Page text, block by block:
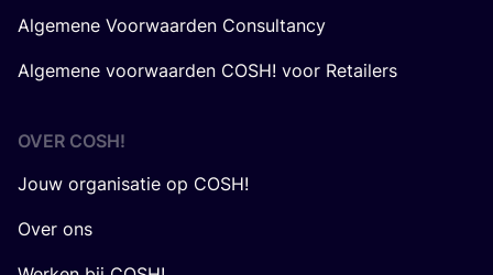
Algemene Voorwaarden Consultancy
Algemene voorwaarden COSH! voor Retailers
OVER COSH!
Jouw organisatie op COSH!
Over ons